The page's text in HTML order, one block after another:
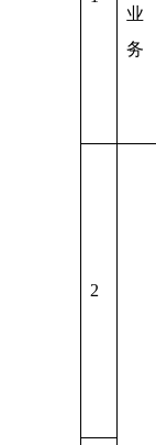
业
务
2